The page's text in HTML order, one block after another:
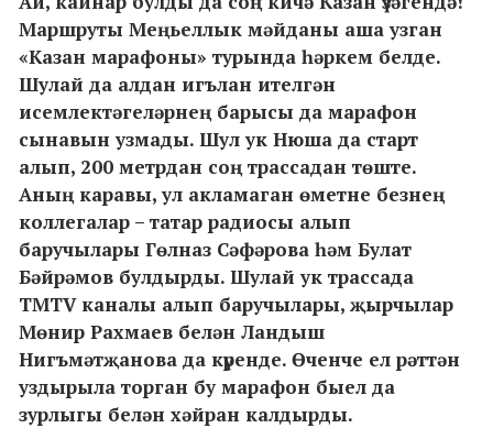
Маршруты Меңьеллык мәйданы аша узган
«Казан марафоны» турында һәркем белде.
Шулай да алдан игълан ителгән
исемлектәгеләрнең барысы да марафон
сынавын узмады. Шул ук Нюша да старт
алып, 200 метрдан соң трассадан төште.
Аның каравы, ул акламаган өметне безнең
коллегалар – татар радиосы алып
баручылары Гөлназ Сәфәрова һәм Булат
Бәйрәмов булдырды. Шулай ук трассада
TMTV каналы алып баручылары, җырчылар
Мөнир Рахмаев белән Ландыш
Нигъмәтҗанова да күренде. Өченче ел рәттән
уздырыла торган бу марафон быел да
зурлыгы белән хәйран калдырды.